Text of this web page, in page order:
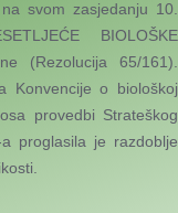
svom zasjedanju 10.
BIOLOŠKE
(Rezolucija 65/161).
Konvencije o biološkoj
provedbi Strateškog
proglasila je razdoblje